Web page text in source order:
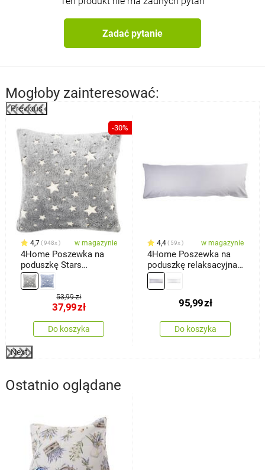
Zadać pytanie
Mogłoby zainteresować:
Previous
-30%
4,7 948x w magazynie
4Home Poszewka na
poduszkę Stars
świecąca szary, 40 x 40
cm
53,99 zł
37,99zł
Do koszyka
4,4 59x w magazynie
4Home Poszewka na
poduszkę relaksacyjna
Mąż zastępczy,
jasnoszara, 55 x 180 cm
95,99zł
Do koszyka
Next
Ostatnio oglądane